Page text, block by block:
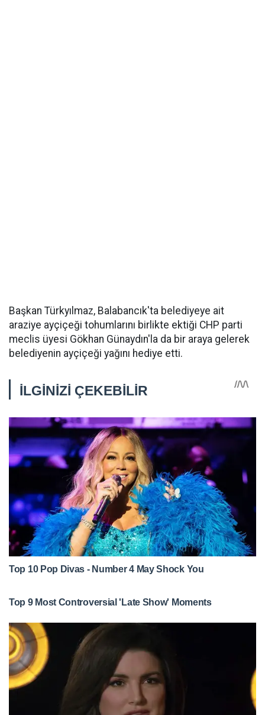
Başkan Türkyılmaz, Balabancık'ta belediyeye ait
araziye ayçiçeği tohumlarını birlikte ektiği CHP parti
meclis üyesi Gökhan Günaydın'la da bir araya gelerek
belediyenin ayçiçeği yağını hediye etti.